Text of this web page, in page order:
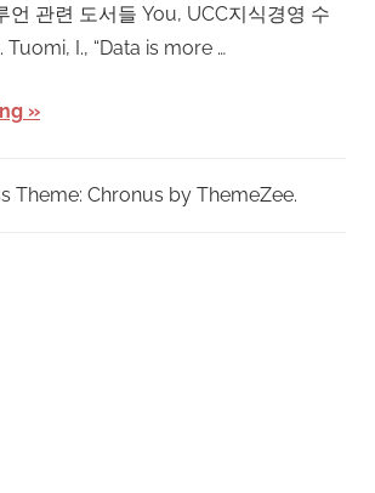
언 관련 도서들 You, UCC지식경영 수
Tuomi, I., “Data is more …
Theme: Chronus by ThemeZee.